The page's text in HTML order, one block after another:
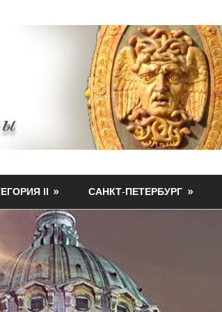
II САНКТ-ПЕТЕРБУРГ